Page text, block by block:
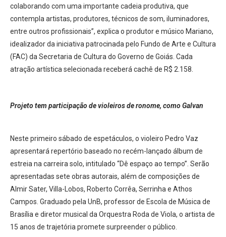
colaborando com uma importante cadeia produtiva, que
contempla artistas, produtores, técnicos de som, iluminadores,
entre outros profissionais”, explica o produtor e músico Mariano,
idealizador da iniciativa patrocinada pelo Fundo de Arte e Cultura
(FAC) da Secretaria de Cultura do Governo de Goiás. Cada
atração artística selecionada receberá cachê de R$ 2.158.
Projeto tem participação de violeiros de ronome, como Galvan
Neste primeiro sábado de espetáculos, o violeiro Pedro Vaz
apresentará repertório baseado no recém-lançado álbum de
estreia na carreira solo, intitulado “Dê espaço ao tempo”. Serão
apresentadas sete obras autorais, além de composições de
Almir Sater, Villa-Lobos, Roberto Corrêa, Serrinha e Athos
Campos. Graduado pela UnB, professor de Escola de Música de
Brasília e diretor musical da Orquestra Roda de Viola, o artista de
15 anos de trajetória promete surpreender o público.